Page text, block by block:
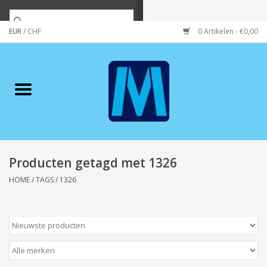
EUR/ CHF 0 Artikelen - €0,00
Merken
Wonen/koken/huishouden
Wenskaarten
Zeeuws/Streek
Producten getagd met 1326
HOME/TAGS/ 1326